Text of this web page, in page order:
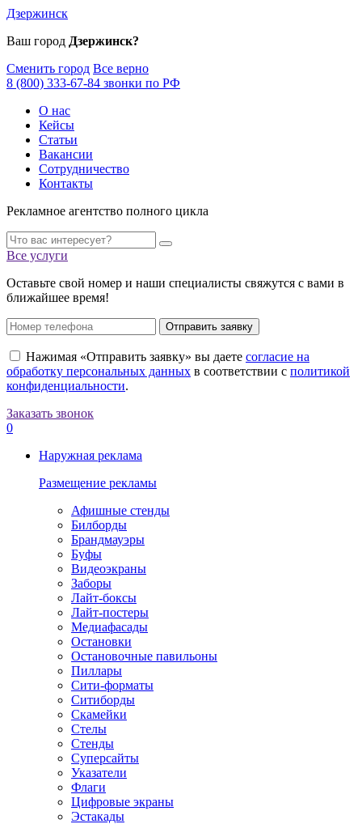
Дзержинск
Ваш город Дзержинск?
Сменить город Все верно
8 (800) 333-67-84 звонки по РФ
О нас
Кейсы
Статьи
Вакансии
Сотрудничество
Контакты
Рекламное агентство полного цикла
Все услуги
Оставьте свой номер и наши специалисты свяжутся с вами в
ближайшее время!
Отправить заявку
Нажимая «Отправить заявку» вы даете согласие на
обработку персональных данных в соответствии с политикой
конфиденциальности.
Заказать звонок
0
Наружная реклама
Размещение рекламы
Афишные стенды
Билборды
Брандмауэры
Буфы
Видеоэкраны
Заборы
Лайт-боксы
Лайт-постеры
Медиафасады
Остановки
Остановочные павильоны
Пиллары
Сити-форматы
Ситиборды
Скамейки
Стелы
Стенды
Суперсайты
Указатели
Флаги
Цифровые экраны
Эстакады